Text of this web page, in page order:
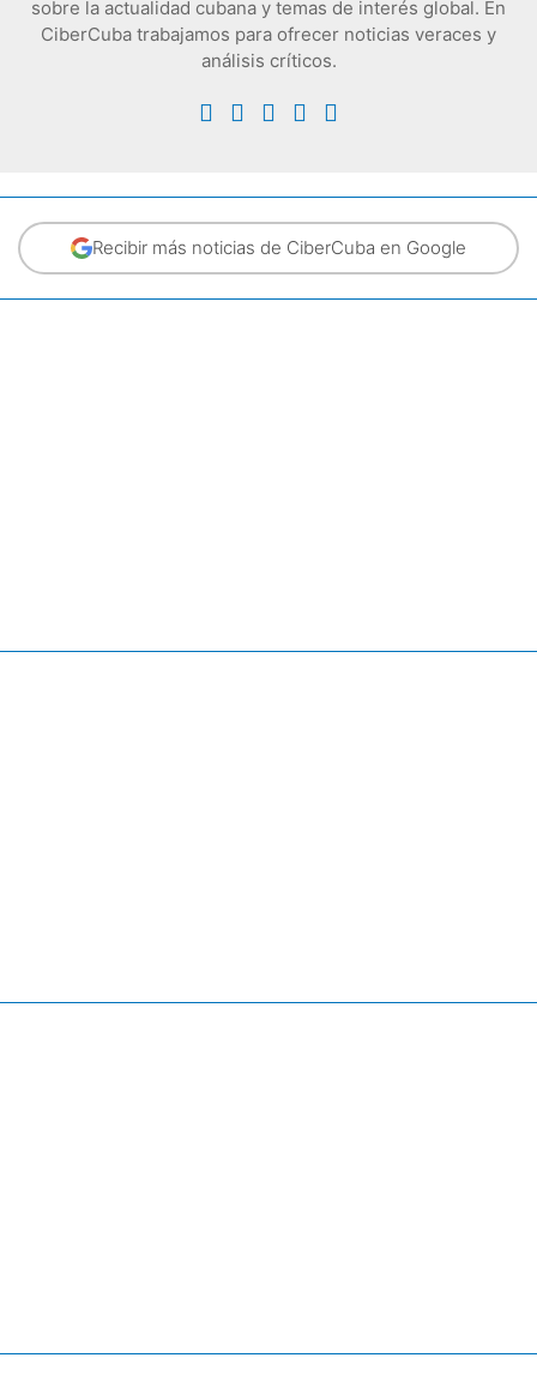
sobre la actualidad cubana y temas de interés global. En
CiberCuba trabajamos para ofrecer noticias veraces y
análisis críticos.
Recibir más noticias de CiberCuba en Google